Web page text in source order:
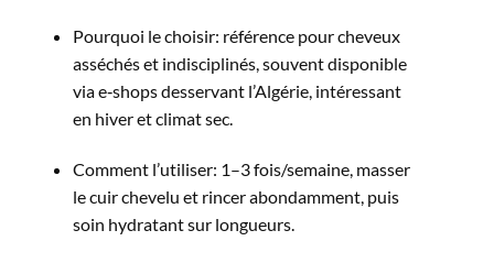
Pourquoi le choisir: référence pour cheveux
asséchés et indisciplinés, souvent disponible
via e‑shops desservant l’Algérie, intéressant
en hiver et climat sec.​
Comment l’utiliser: 1–3 fois/semaine, masser
le cuir chevelu et rincer abondamment, puis
soin hydratant sur longueurs.​